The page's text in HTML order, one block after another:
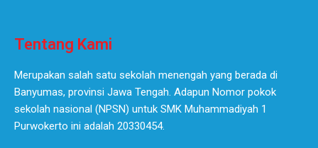
Tentang Kami
Merupakan salah satu sekolah menengah yang berada di
Banyumas, provinsi Jawa Tengah. Adapun Nomor pokok
sekolah nasional (NPSN) untuk SMK Muhammadiyah 1
Purwokerto ini adalah 20330454.